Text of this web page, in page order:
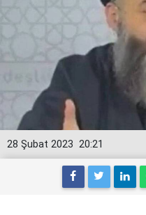
20:21
28 Şubat 2023